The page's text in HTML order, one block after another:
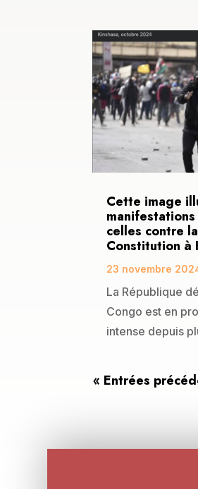
Cette image
celles contre
Constitution à
23 novembre
La République
Congo est en
intense depuis
« Entrées